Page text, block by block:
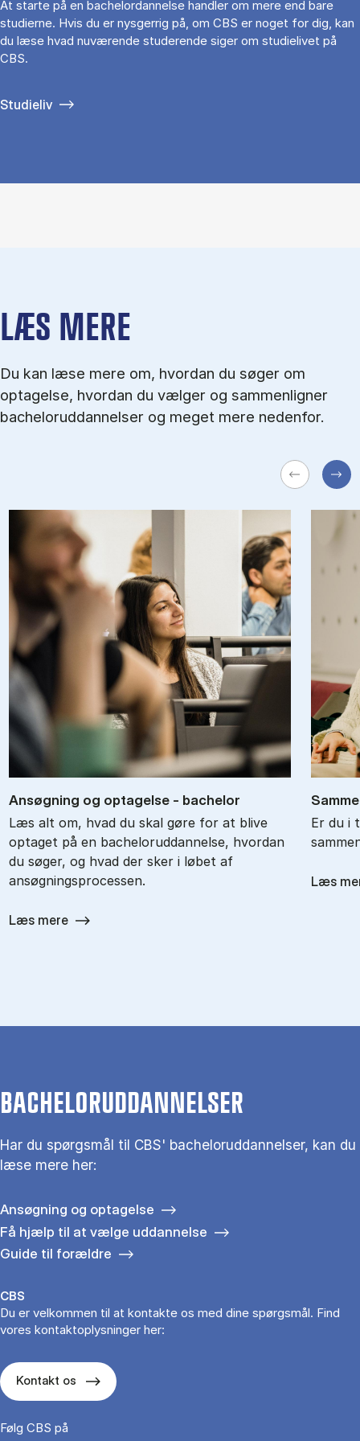
At starte på en bachelordannelse handler om mere end bare
studierne. Hvis du er nysgerrig på, om CBS er noget for dig, kan
du læse hvad nuværende studerende siger om studielivet på
CBS.
Studieliv
LÆS MERE
Du kan læse mere om, hvordan du søger om
optagelse, hvordan du vælger og sammenligner
bacheloruddannelser og meget mere nedenfor.
An­søg­ning og op­ta­gel­se - ba­chel­or
Læs alt om, hvad du skal gøre for at blive
optaget på en bacheloruddannelse, hvordan
du søger, og hvad der sker i løbet af
ansøgningsprocessen.
Læs mere
Er du i
Læs
BACHELORUDDANNELSER
Har du spørgsmål til CBS' bacheloruddannelser, kan du
læse mere her:
Ansøgning og optagelse
Få hjælp til at vælge uddannelse
Guide til forældre
CBS
Du er velkommen til at kontakte os med dine spørgsmål. Find
vores kontaktoplysninger her:
Kontakt os
Følg CBS på